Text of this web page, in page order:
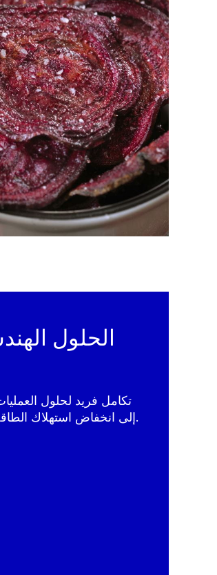
تكامل فريد لحلول
إلى انخفاض استهلاك الطاقة وتقليل تكاليف التشغيل وبصمة الكربون.